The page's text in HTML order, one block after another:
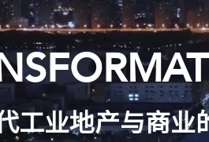
工业地产与商业